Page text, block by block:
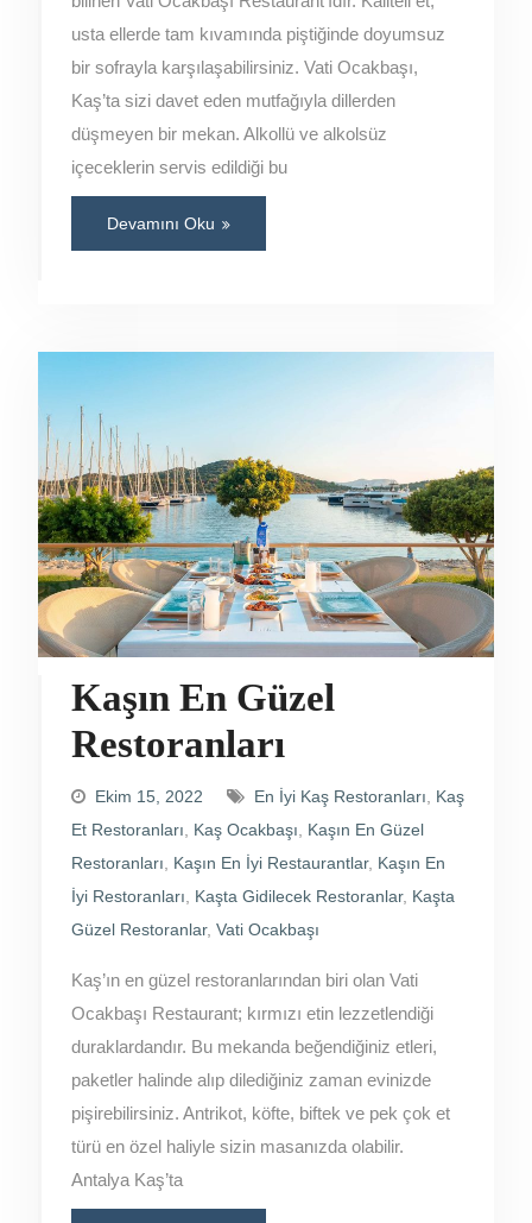
usta ellerde tam kıvamında piştiğinde doyumsuz
bir sofrayla karşılaşabilirsiniz. Vati Ocakbaşı,
Kaş’ta sizi davet eden mutfağıyla dillerden
düşmeyen bir mekan. Alkollü ve alkolsüz
içeceklerin servis edildiği bu
Devamını Oku
Kaşın En Güzel
Restoranları
Ekim 15, 2022 En İyi Kaş Restoranları
Kaş
Et Restoranları
Kaş Ocakbaşı
Kaşın En Güzel
Restoranları
Kaşın En İyi Restaurantlar, Kaşın En
İyi Restoranları
Kaşta Gidilecek Restoranlar, Kaşta
Güzel Restoranlar, Vati Ocakbaşı
Kaş’ın en güzel restoranlarından biri olan Vati
Ocakbaşı Restaurant; kırmızı etin lezzetlendiği
duraklardandır. Bu mekanda beğendiğiniz etleri,
paketler halinde alıp dilediğiniz zaman evinizde
pişirebilirsiniz. Antrikot, köfte, biftek ve pek çok et
türü en özel haliyle sizin masanızda olabilir.
Antalya Kaş’ta